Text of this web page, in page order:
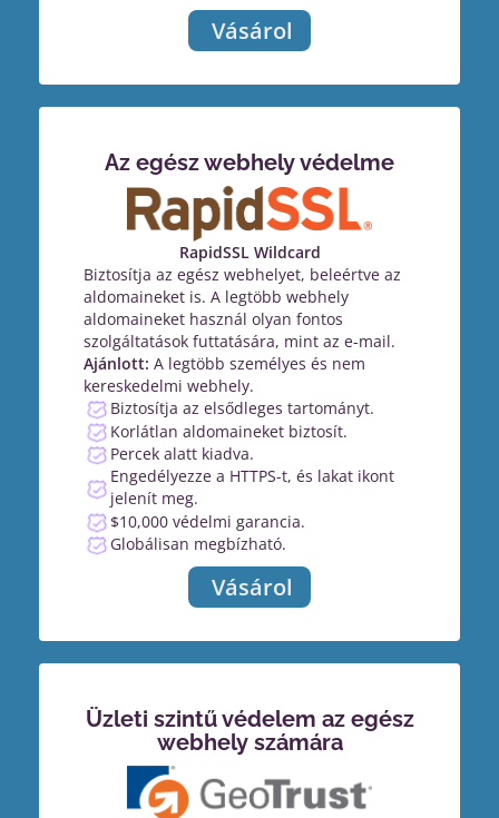
Vásárol
Az egész webhely védelme
RapidSSL Wildcard
Biztosítja az egész webhelyet, beleértve az
aldomaineket is. A legtöbb webhely
aldomaineket használ olyan fontos
szolgáltatások futtatására, mint az e-mail.
Ajánlott: A legtöbb személyes és nem
kereskedelmi webhely.
Biztosítja az elsődleges tartományt.
Korlátlan aldomaineket biztosít.
Percek alatt kiadva.
Engedélyezze a HTTPS-t, és lakat ikont
jelenít meg.
$10,000 védelmi garancia.
Globálisan megbízható.
Vásárol
Üzleti szintű védelem az egész
webhely számára